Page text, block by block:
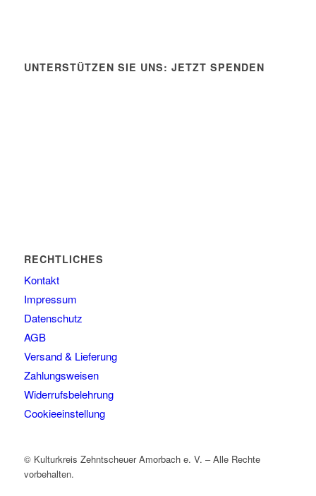
UNTERSTÜTZEN SIE UNS: JETZT SPENDEN
RECHTLICHES
Kontakt
Impressum
Datenschutz
AGB
Versand & Lieferung
Zahlungsweisen
Widerrufsbelehrung
Cookieeinstellung
© Kulturkreis Zehntscheuer Amorbach e. V. – Alle Rechte
vorbehalten.